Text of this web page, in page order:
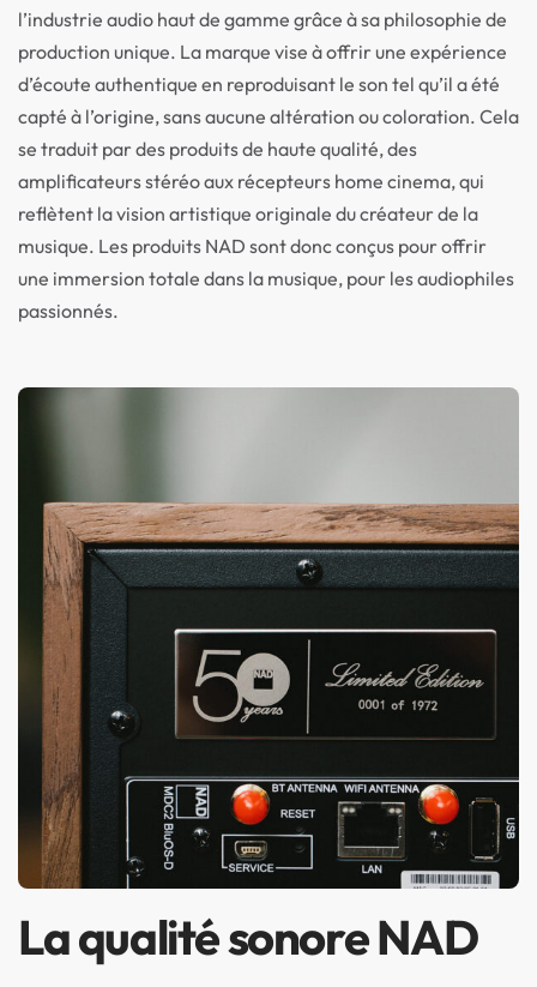
l’industrie audio haut de gamme grâce à sa philosophie de
production unique. La marque vise à offrir une expérience
d’écoute authentique en reproduisant le son tel qu’il a été
capté à l’origine, sans aucune altération ou coloration. Cela
se traduit par des produits de haute qualité, des
amplificateurs stéréo aux récepteurs home cinema, qui
reflètent la vision artistique originale du créateur de la
musique. Les produits NAD sont donc conçus pour offrir
une immersion totale dans la musique, pour les audiophiles
passionnés.
La qualité sonore NAD